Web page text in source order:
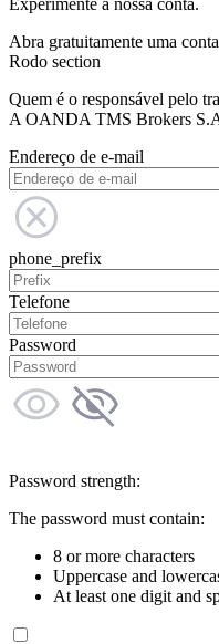
Experimente a nossa conta.
Abra gratuitamente uma
Rodo section
Quem é o responsável pelo
A OANDA TMS Brokers
Endereço de e-mail
phone_prefix
Telefone
Password
Password strength:
The password must contain:
8 or more characters
Uppercase and
At least one digit and